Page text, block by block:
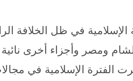
632 م، توسعت الدولة الإسلامية في ظل
ومصر وأجزاء أخرى
الفترة الإسلامية في